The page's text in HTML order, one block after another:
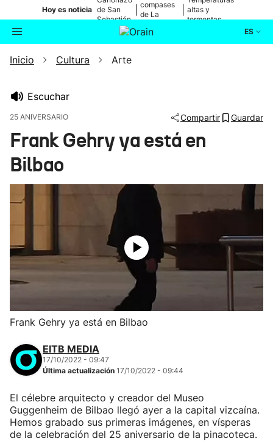
Hoy es noticia de San
Sebastián
compases
de La
altas y
tormentas
ES
Buscador Actualidad
Eguraldia
Inicio Cultura Arte
Escuchar
25 ANIVERSARIO Compartir Guardar
Frank Gehry ya está en
Bilbao
Frank Gehry ya está en Bilbao
EITB MEDIA
17/10/2022 - 09:47
Última actualización 17/10/2022 - 09:44
El célebre arquitecto y creador del Museo
Guggenheim de Bilbao llegó ayer a la capital vizcaína.
Hemos grabado sus primeras imágenes, en vísperas
de la celebración del 25 aniversario de la pinacoteca.